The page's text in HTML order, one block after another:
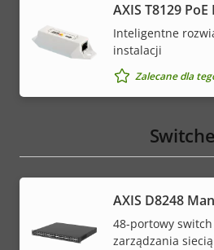
AXIS T8129
Inteligentne
instalacji
Zalecane dla
Switche
AXIS D8248
48-portowy
zarządzania siecią